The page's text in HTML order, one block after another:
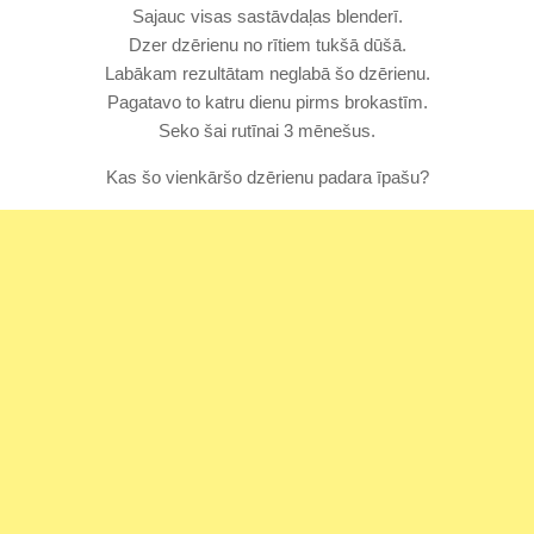
Sajauc visas sastāvdaļas blenderī.
Dzer dzērienu no rītiem tukšā dūšā.
Labākam rezultātam neglabā šo dzērienu.
Pagatavo to katru dienu pirms brokastīm.
Seko šai rutīnai 3 mēnešus.
Kas šo vienkāršo dzērienu padara īpašu?